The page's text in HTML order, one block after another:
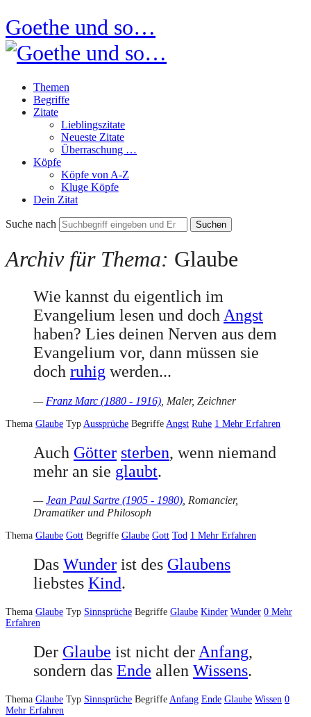
Goethe und so…
Themen
Begriffe
Zitate
Lieblingszitate
Neueste Zitate
Überraschung …
Köpfe
Köpfe von A-Z
Kluge Köpfe
Dein Zitat
Suche nach
Archiv für Thema: Glaube
Wie kannst du eigentlich im
Evangelium lesen und doch Angst
haben? Lies deinen Nerven aus dem
Evangelium vor, dann müssen sie
doch ruhig werden...
— Franz Marc (1880 - 1916) , Maler, Zeichner
Thema Glaube Typ Aussprüche Begriffe Angst Ruhe 1 Mehr Erfahren
Auch Götter sterben, wenn niemand
mehr an sie glaubt.
—Jean Paul Sartre (1905 - 1980), Romancier,
Dramatiker und Philosoph
Thema Glaube Gott Begriffe Glaube Gott Tod 1 Mehr Erfahren
Das Wunder ist des Glaubens
liebstes Kind.
Thema Glaube Typ Sinnsprüche Begriffe Glaube Kinder Wunder 0 Mehr
Erfahren
Der Glaube ist nicht der Anfang,
sondern das Ende allen Wissens.
Thema Glaube Typ Sinnsprüche Begriffe Anfang Ende Glaube Wissen 0
Mehr Erfahren